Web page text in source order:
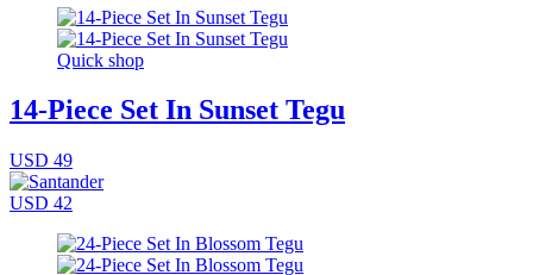
Quick shop
14-Piece Set In Sunset Tegu
USD 49
USD 42